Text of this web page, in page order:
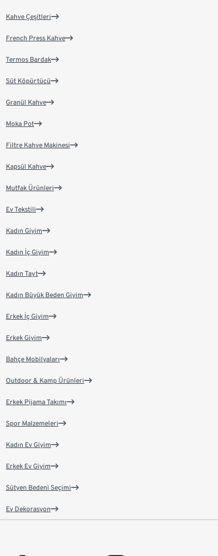
Kahve Çeşitleri
French Press Kahve
Termos Bardak
Süt Köpürtücü
Granül Kahve
Moka Pot
Filtre Kahve Makinesi
Kapsül Kahve
Mutfak Ürünleri
Ev Tekstili
Kadın Giyim
Kadın İç Giyim
Kadın Tayt
Kadın Büyük Beden Giyim
Erkek İç Giyim
Erkek Giyim
Bahçe Mobilyaları
Outdoor & Kamp Ürünleri
Erkek Pijama Takımı
Spor Malzemeleri
Kadın Ev Giyim
Erkek Ev Giyim
Sütyen Bedeni Seçimi
Ev Dekorasyon